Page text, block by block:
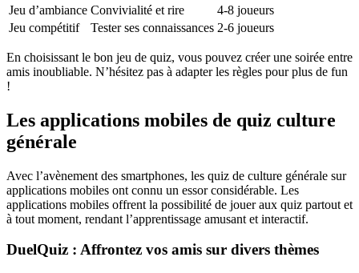
Jeu d’ambiance Convivialité et rire
4-8 joueurs
Jeu compétitif
Tester ses connaissances 2-6 joueurs
En choisissant le bon jeu de quiz, vous pouvez créer une soirée entre
amis inoubliable. N’hésitez pas à adapter les règles pour plus de fun
!
Les applications mobiles de quiz culture
générale
Avec l’avènement des smartphones, les quiz de culture générale sur
applications mobiles ont connu un essor considérable. Les
applications mobiles offrent la possibilité de jouer aux quiz partout et
à tout moment, rendant l’apprentissage amusant et interactif.
DuelQuiz : Affrontez vos amis sur divers thèmes